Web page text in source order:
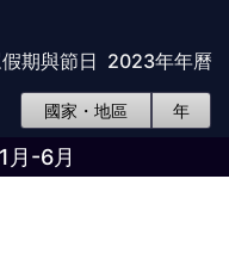
期與節日 2023年年曆
國家・地區 年
月-6月